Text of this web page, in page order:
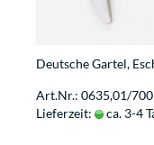
Deutsche Gartel,
Art.Nr.: 0635,01/700
Lieferzeit:
ca. 3-4